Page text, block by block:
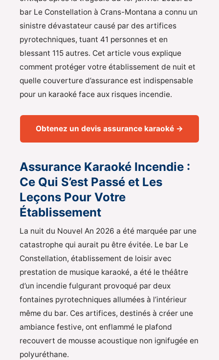
bar Le Constellation à Crans-Montana a connu un
sinistre dévastateur causé par des artifices
pyrotechniques, tuant 41 personnes et en
blessant 115 autres. Cet article vous explique
comment protéger votre établissement de nuit et
quelle couverture d’assurance est indispensable
pour un karaoké face aux risques incendie.
Obtenez un devis assurance karaoké →
Assurance Karaoké Incendie :
Ce Qui S’est Passé et Les
Leçons Pour Votre
Établissement
La nuit du Nouvel An 2026 a été marquée par une
catastrophe qui aurait pu être évitée. Le bar Le
Constellation, établissement de loisir avec
prestation de musique karaoké, a été le théâtre
d’un incendie fulgurant provoqué par deux
fontaines pyrotechniques allumées à l’intérieur
même du bar. Ces artifices, destinés à créer une
ambiance festive, ont enflammé le plafond
recouvert de mousse acoustique non ignifugée en
polyuréthane.